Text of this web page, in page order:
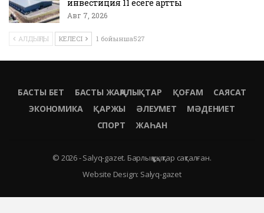
инвестиция 11 есеге артты
Авг 7, 2026
АЛДЫҢҒЫ КЕЛЕСІ 1 бойынша527
БАСТЫ БЕТ БАСТЫ ЖАҢАЛЫҚТАР ҚОҒАМ
САЯСАТ
ЭКОНОМИКА
ҚАРЖЫ ӘЛЕУМЕТ
МӘДЕНИЕТ
СПОРТ
ЖАҺАН
© 2026 - Salyq-gazet. Барлық құқықтар сақталған.
Website Design: Salyq-gazet